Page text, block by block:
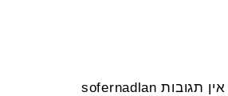
אין תגובות sofernadlan